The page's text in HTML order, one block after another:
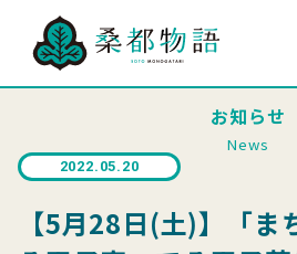
お知らせ
News
2022.05.20
【5月28日(土)】「ま